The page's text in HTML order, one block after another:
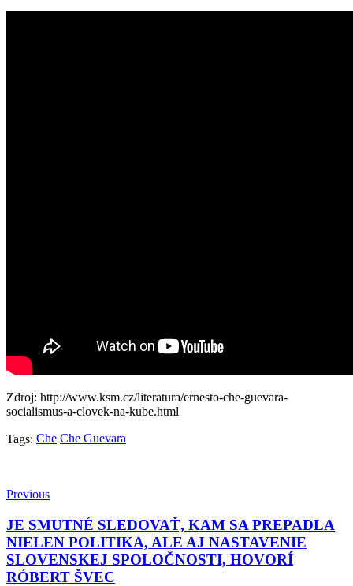
Zdroj: http://www.ksm.cz/literatura/ernesto-che-guevara-
socialismus-a-clovek-na-kube.html
Tags: Che Che Guevara
Previous
JE SMUTNÉ SLEDOVAŤ, KAM SA PREPADLA
NIELEN POLITIKA, ALE AJ NASTAVENIE
SLOVENSKEJ SPOLOČNOSTI, HOVORÍ
RÓBERT ŠVEC